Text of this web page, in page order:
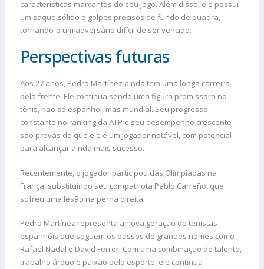
características marcantes do seu jogo. Além disso, ele possui
um saque sólido e golpes precisos de fundo de quadra,
tornando-o um adversário difícil de ser vencido.
Perspectivas futuras
Aos 27 anos, Pedro Martínez ainda tem uma longa carreira
pela frente. Ele continua sendo uma figura promissora no
tênis, não só espanhol, mas mundial. Seu progresso
constante no ranking da ATP e seu desempenho crescente
são provas de que ele é um jogador notável, com potencial
para alcançar ainda mais sucesso.
Recentemente, o jogador participou das Olimpíadas na
França, substituindo seu compatriota Pablo Carreño, que
sofreu uma lesão na perna direita.
Pedro Martínez representa a nova geração de tenistas
espanhóis que seguem os passos de grandes nomes como
Rafael Nadal e David Ferrer. Com uma combinação de talento,
trabalho árduo e paixão pelo esporte, ele continua